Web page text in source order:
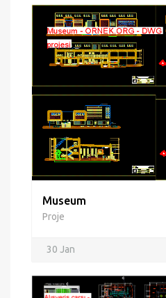
Museum
Proje
30 Jan